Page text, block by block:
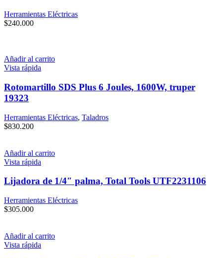
Herramientas Eléctricas
$240.000
Añadir al carrito
Vista rápida
Rotomartillo SDS Plus 6 Joules, 1600W, truper
19323
Herramientas Eléctricas, Taladros
$830.200
Añadir al carrito
Vista rápida
Lijadora de 1/4″ palma, Total Tools UTF2231106
Herramientas Eléctricas
$305.000
Añadir al carrito
Vista rápida